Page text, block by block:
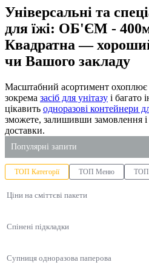
Універсальні та
для їжі: ОБ'ЄМ -
Квадратна —
чи Вашого закладу
Масштабний асортимент охоплює
зокрема засіб для унітазу і багато
цікавить одноразові контейнери
зможете, залишивши замовлення
доставки.
Популярні запити
купити пластикові стакани
одноразові стакани ціна
пластикові контейнери для соусу
пакети з крафт паперу
ТОП Категорії ТОП Меню ТОП
Ціни на сміттєві пакети
Спінені підкладки
Супниця одноразова паперова